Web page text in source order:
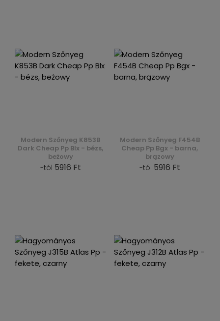
Modern Szőnyeg K853B
Dark Cheap Pp Blx - bézs,
beżowy
-tól 5916 Ft
Modern Szőnyeg F454B
Cheap Pp Bgx - barna,
brązowy
-tól 5916 Ft